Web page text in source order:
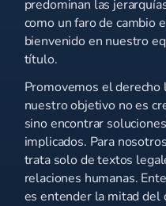
predominan las
como un faro de cambio
bienvenido en nuestro
título.
Promovemos el
nuestro objetivo no es
sino encontrar
implicados. Para
trata solo de textos
relaciones humanas.
es entender la mitad del